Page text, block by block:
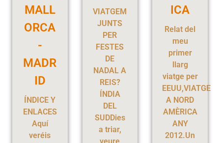
MALL
ORCA
-
MADR
ID
ÍNDICE Y
ENLACES
Aquí
veréis
VIATGEM
JUNTS
PER
FESTES
DE
NADAL A
REIS?
ÍNDIA
DEL
SUDDies
a triar,
veure
ICA
Relat del
meu
primer
llarg
viatge per
EEUU,VIATGE
A NORD
AMÈRICA
ANY
2012.Un